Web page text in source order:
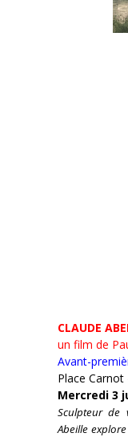
CLAUDE
un film de
Avant-
Place Carnot
Mercredi 3
Sculpteur de
Abeille